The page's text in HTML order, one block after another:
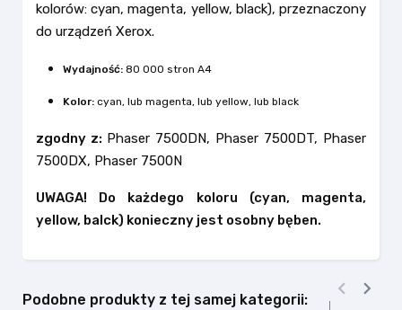
kolorów:cyan, magenta, yellow, black), przeznaczony
do urządzeń Xerox.
Wydajność: 80 000 stron A4
Kolor: cyan, lub magenta, lub yellow, lub black
zgodny z: Phaser 7500DN, Phaser 7500DT, Phaser
7500DX, Phaser 7500N
UWAGA! Do każdego koloru (cyan, magenta,
yellow, balck) konieczny jest osobny bęben.
Podobne produkty z tej samej kategorii:  